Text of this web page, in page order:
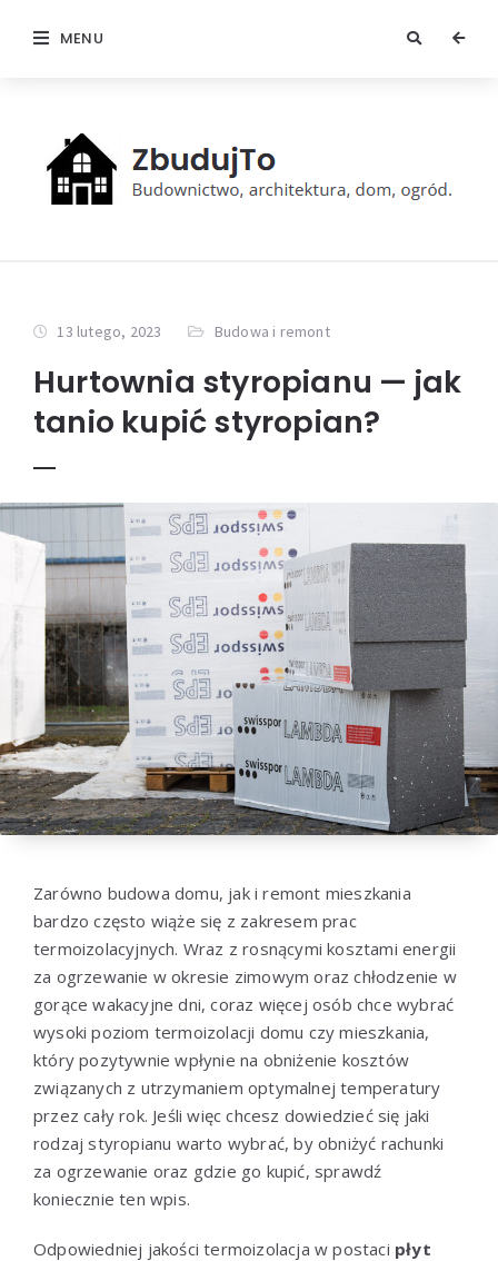
MENU
13 lutego, 2023 Budowa i remont
Hurtownia styropianu — jak
tanio kupić styropian?
Zarówno budowa domu, jak i remont mieszkania
bardzo często wiąże się z zakresem prac
termoizolacyjnych. Wraz z rosnącymi kosztami energii
za ogrzewanie w okresie zimowym oraz chłodzenie w
gorące wakacyjne dni, coraz więcej osób chce wybrać
wysoki poziom termoizolacji domu czy mieszkania,
który pozytywnie wpłynie na obniżenie kosztów
związanych z utrzymaniem optymalnej temperatury
przez cały rok. Jeśli więc chcesz dowiedzieć się jaki
rodzaj styropianu warto wybrać, by obniżyć rachunki
za ogrzewanie oraz gdzie go kupić, sprawdź
koniecznie ten wpis.
Odpowiedniej jakości termoizolacja w postaci płyt